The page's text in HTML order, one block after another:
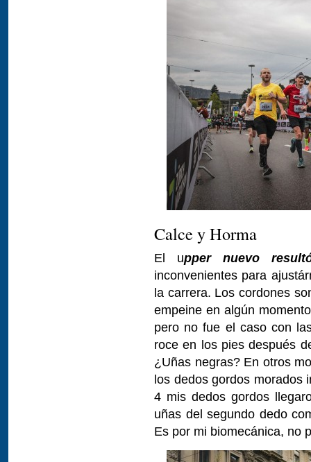
Calce y Horma
El upper nuevo
inconvenientes para
la carrera. Los cordones
empeine en algún
pero no fue el caso con
roce en los pies después
¿Uñas negras? En otros
los dedos gordos morados
4 mis dedos gordos
uñas del segundo dedo
Es por mi biomecánica, no